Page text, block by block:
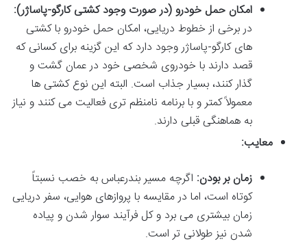
امکان حمل خودرو (در صورت وجود کشتی کارگو-پاساژر):
در برخی از خطوط دریایی، امکان حمل خودرو با کشتی
های کارگو-پاساژر وجود دارد که این گزینه برای کسانی که
قصد دارند با خودروی شخصی خود در عمان گشت و
گذار کنند، بسیار جذاب است. البته این نوع کشتی ها
معمولاً کمتر و با برنامه نامنظم تری فعالیت می کنند و نیاز
به هماهنگی قبلی دارند.
معایب:
زمان بر بودن: اگرچه مسیر بندرعباس به خصب نسبتاً
کوتاه است، اما در مقایسه با پروازهای هوایی، سفر دریایی
زمان بیشتری می برد و کل فرآیند سوار شدن و پیاده
شدن نیز طولانی تر است.